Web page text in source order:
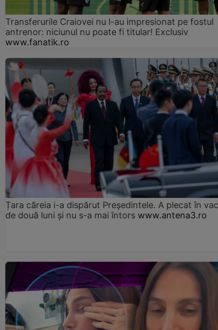
Transferurile Craiovei nu l-au impresionat pe fostul
antrenor: niciunul nu poate fi titular! Exclusiv
www.fanatik.ro
Țara căreia i-a dispărut Președintele. A plecat în
de două luni și nu s-a mai întors www.antena3.ro